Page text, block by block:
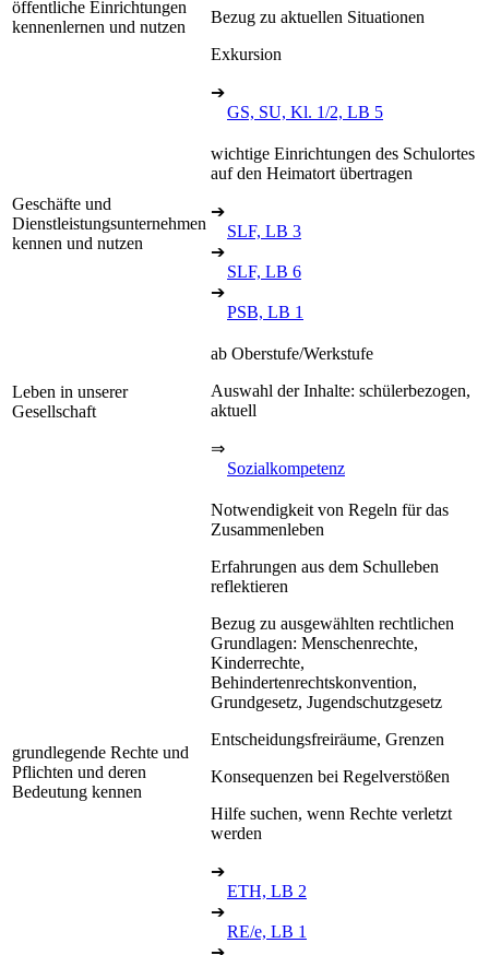
öffentliche Einrichtungen
kennenlernen und nutzen
Bezug zu aktuellen Situationen
Exkursion
➔
GS, SU, Kl. 1/2, LB 5
Geschäfte und
Dienstleistungsunternehmen
kennen und nutzen
wichtige Einrichtungen des Schulortes
auf den Heimatort übertragen
➔
SLF, LB 3
➔
SLF, LB 6
➔
PSB, LB 1
Leben in unserer
Gesellschaft
ab Oberstufe/Werkstufe
Auswahl der Inhalte: schülerbezogen,
aktuell
⇒
Sozialkompetenz
grundlegende Rechte und
Pflichten und deren
Bedeutung kennen
Notwendigkeit von Regeln für das
Zusammenleben
Erfahrungen aus dem Schulleben
reflektieren
Bezug zu ausgewählten rechtlichen
Grundlagen: Menschenrechte,
Kinderrechte,
Behindertenrechtskonvention,
Grundgesetz, Jugendschutzgesetz
Entscheidungsfreiräume, Grenzen
Konsequenzen bei Regelverstößen
Hilfe suchen, wenn Rechte verletzt
werden
➔
ETH, LB 2
➔
RE/e, LB 1